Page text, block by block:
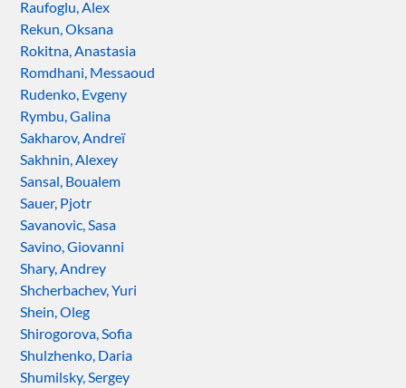
Raufoglu, Alex
Rekun, Oksana
Rokitna, Anastasia
Romdhani, Messaoud
Rudenko, Evgeny
Rymbu, Galina
Sakharov, Andreï
Sakhnin, Alexey
Sansal, Boualem
Sauer, Pjotr
Savanovic, Sasa
Savino, Giovanni
Shary, Andrey
Shcherbachev, Yuri
Shein, Oleg
Shirogorova, Sofia
Shulzhenko, Daria
Shumilsky, Sergey